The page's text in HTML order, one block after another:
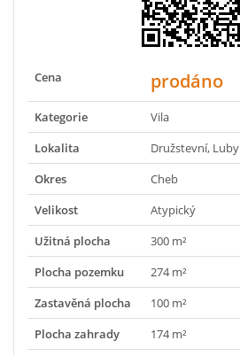
Cena prodáno
Kategorie
Vila
Lokalita
Družstevní, Luby
Okres
Cheb
Velikost
Atypický
Užitná plocha
300 m²
Plocha pozemku
274 m²
Zastavěná plocha
100 m²
Plocha zahrady
174 m²